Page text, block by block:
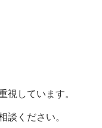
視しています。